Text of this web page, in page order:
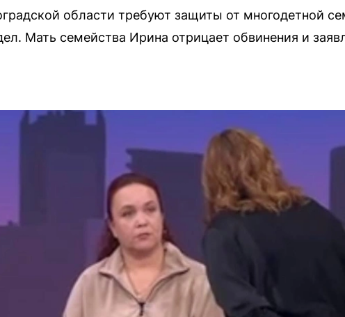
области требуют защиты от многодетной
Мать семейства Ирина отрицает обвинения и